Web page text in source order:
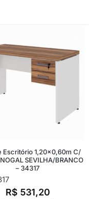
Escritório 1,20×0,60m C/
SEVILHA/BRANCO
– 34317
R$ 531,20